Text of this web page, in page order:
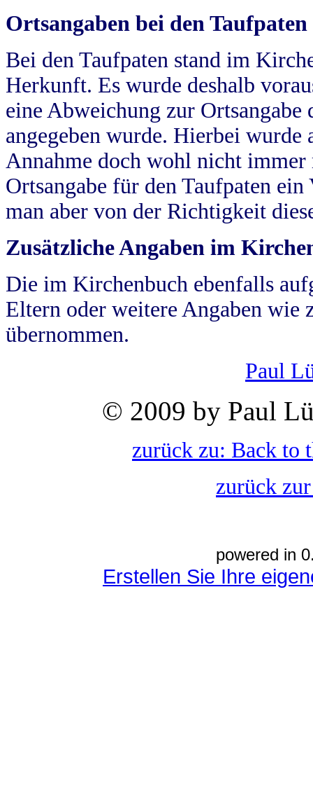
Ortsangaben bei den Taufpaten
Bei den Taufpaten stand im
Herkunft. Es wurde deshalb
eine Abweichung zur
angegeben wurde. Hierbei wurde
Annahme doch wohl nicht
Ortsangabe für den Taufpaten
man aber von der Richtigkeit
Zusätzliche Angaben im
Die im Kirchenbuch ebenfalls
Eltern oder weitere Angaben wie
übernommen.
Paul
© 2009 by Paul
zurück zu: Back to
zurück
powered in
Erstellen Sie Ihre